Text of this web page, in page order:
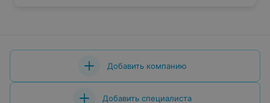
Добавить компанию
Добавить специалиста